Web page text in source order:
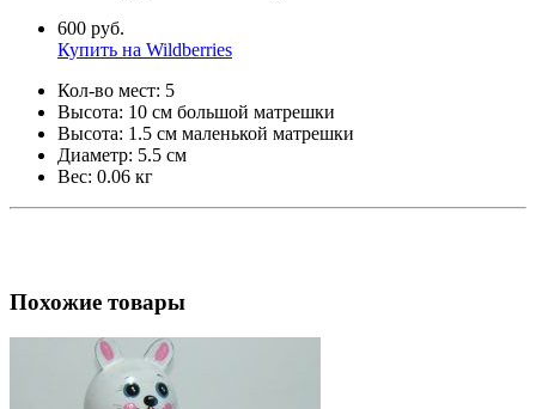
600 руб.
Купить на Wildberries
Кол-во мест: 5
Высота: 10 см большой матрешки
Высота: 1.5 см маленькой матрешки
Диаметр: 5.5 см
Вес: 0.06 кг
Похожие товары